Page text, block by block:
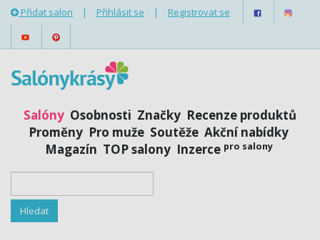
Přidat salon | Přihlásit se | Registrovat se
Salóny Osobnosti Značky Recenze produktů
Proměny Pro muže Soutěže Akční nabídky
Magazín TOP salony Inzerce pro salony